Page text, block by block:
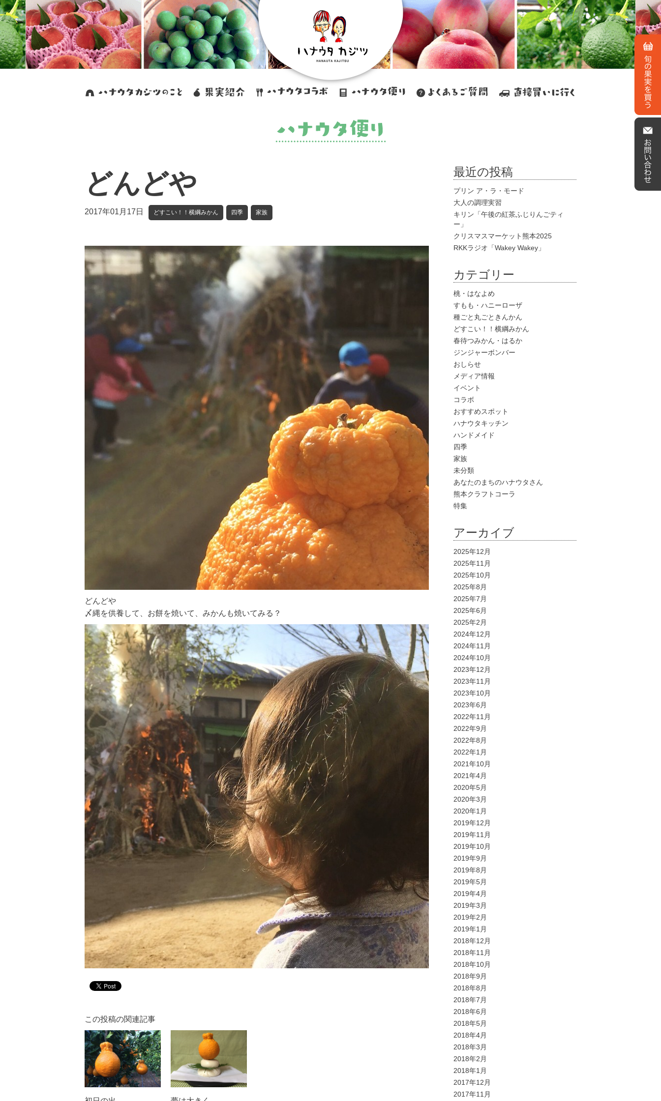
どんどや
2017年01月17日 どすこい！！横綱みかん 四季 家族
どんどや
〆縄を供養して、お餅を焼いて、みかんも焼いてみる？
この投稿の関連記事
最近の投稿
プリン ア・ラ・モード
大人の調理実習
キリン「午後の紅茶ふじりんごティ
ー」
クリスマスマーケット熊本2025
RKKラジオ「Wakey Wakey」
カテゴリー
桃・はなよめ
すもも・ハニーローザ
種ごと丸ごときんかん
どすこい！！横綱みかん
春待つみかん・はるか
ジンジャーボンバー
おしらせ
メディア情報
イベント
コラボ
おすすめスポット
ハナウタキッチン
ハンドメイド
四季
家族
未分類
あなたのまちのハナウタさん
熊本クラフトコーラ
特集
アーカイブ
2025年12月
2025年11月
2025年10月
2025年8月
2025年7月
2025年6月
2025年2月
2024年12月
2024年11月
2024年10月
2023年12月
2023年11月
2023年10月
2023年6月
2022年11月
2022年9月
2022年8月
2022年1月
2021年10月
2021年4月
2020年5月
2020年3月
2020年1月
2019年12月
2019年11月
2019年10月
2019年9月
2019年8月
2019年5月
2019年4月
2019年3月
2019年2月
2019年1月
2018年12月
2018年11月
2018年10月
2018年9月
2018年8月
2018年7月
2018年6月
2018年5月
2018年4月
2018年3月
2018年2月
2018年1月
2017年12月
2017年11月